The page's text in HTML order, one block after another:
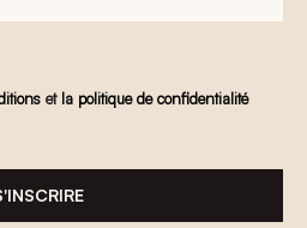
et la politique de confidentialité